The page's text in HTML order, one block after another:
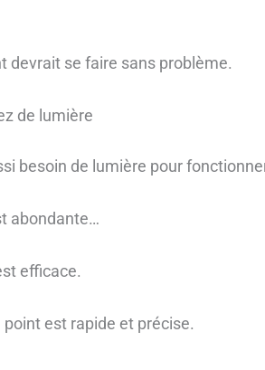
devrait se faire sans problème.
de lumière
besoin de lumière pour
abondante…
efficace.
point est rapide et précise.